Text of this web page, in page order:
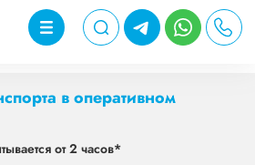
в оперативном
от 2 часов*